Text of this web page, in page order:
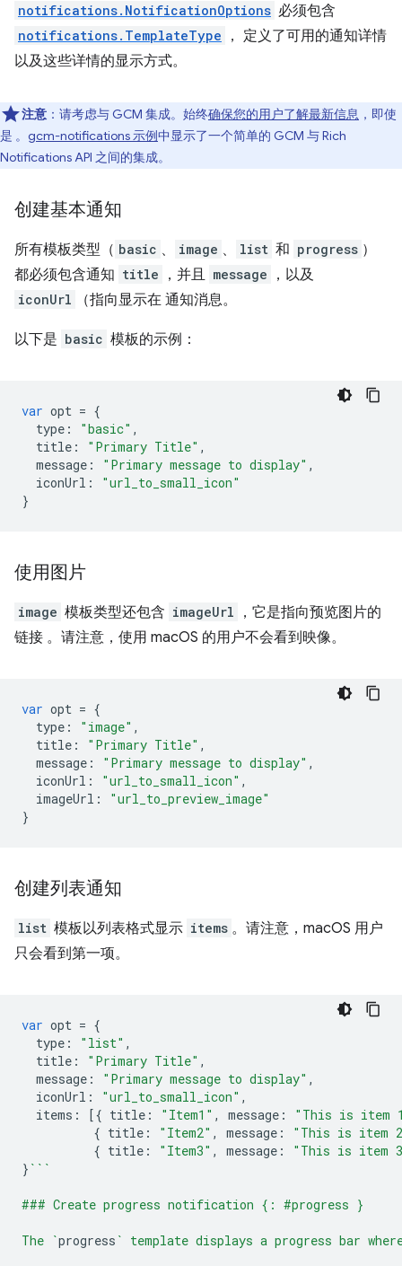
notifications.NotificationOptions 必须包含
notifications.TemplateType
， 定义了可用的通知详情
以及这些详情的显示方式。
注意 ：请考虑与 GCM 集成。始终确保您的用户了解最新信息 ，即使
是 。 gcm-notifications 示例中显示了一个简单的 GCM 与 Rich
Notifications API 之间的集成。
创建基本通知
所有模板类型（ basic 、 image 、 list 和 progress ）
都必须包含通知 title ，并且 message ，以及
iconUrl （指向显示在 通知消息。
以下是 basic 模板的示例：
var opt = {
type : "basic" ,
title : "Primary Title" ,
message : "Primary message to display" ,
iconUrl :
"url_to_small_icon"
}
使用图片
image 模板类型还包含 imageUrl
，它是指向预览图片的
链接 。请注意，使用 macOS 的用户不会看到映像。
var opt = {
type : "image" ,
title : "Primary Title" ,
message : "Primary message to display" ,
iconUrl : "url_to_small_icon" ,
imageUrl :
"url_to_preview_image"
}
创建列表通知
list 模板以列表格式显示 items 。请注意，macOS 用户
只会看到第一项。
var opt = {
type : "list" ,
title : "Primary Title" ,
message : "Primary message to display" ,
iconUrl : "url_to_small_icon" ,
items : [{ title : "Item1" , message :
"This is item
{ title : "Item2" , message :
"This is item
{ title : "Item3" , message :
"This is item
} ```
### Create progress notification {: #progress }
The `progress ` template displays a progress bar